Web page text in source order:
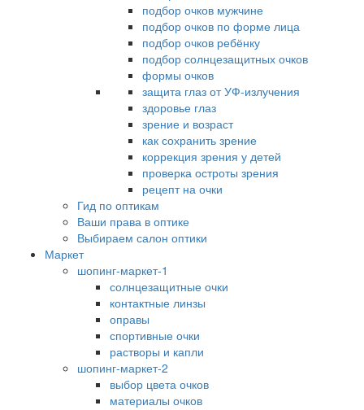
подбор очков мужчине
подбор очков по форме лица
подбор очков ребёнку
подбор солнцезащитных очков
формы очков
защита глаз от УФ-излучения
здоровье глаз
зрение и возраст
как сохранить зрение
коррекция зрения у детей
проверка остроты зрения
рецепт на очки
Гид по оптикам
Ваши права в оптике
Выбираем салон оптики
Маркет
шопинг-маркет-1
солнцезащитные очки
контактные линзы
оправы
спортивные очки
растворы и капли
шопинг-маркет-2
выбор цвета очков
материалы очков